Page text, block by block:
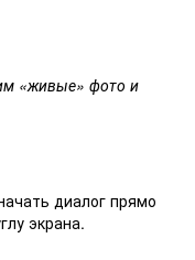
«живые» фото и
диалог прямо
экрана.